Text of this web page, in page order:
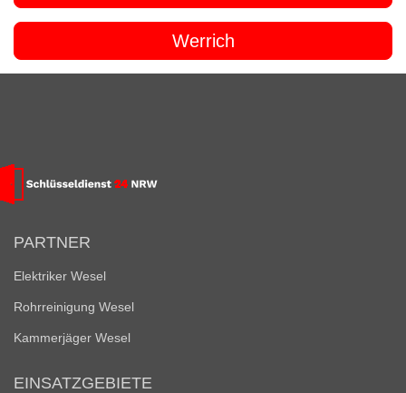
Werrich
PARTNER
Elektriker Wesel
Rohrreinigung Wesel
Kammerjäger Wesel
EINSATZGEBIETE